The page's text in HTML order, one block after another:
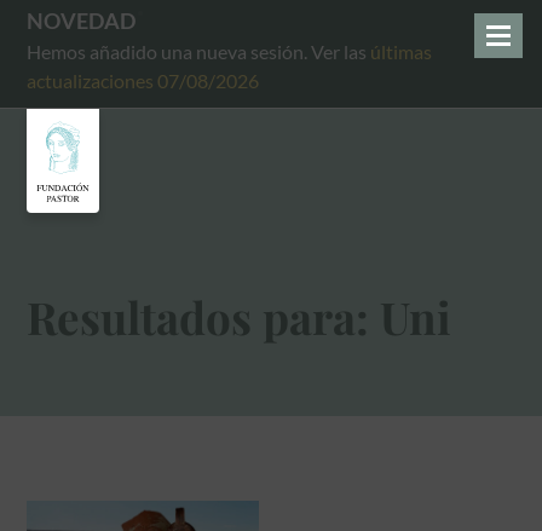
NOVEDAD
Hemos añadido una nueva sesión. Ver las últimas
actualizaciones 07/08/2026
Resultados para: Uni